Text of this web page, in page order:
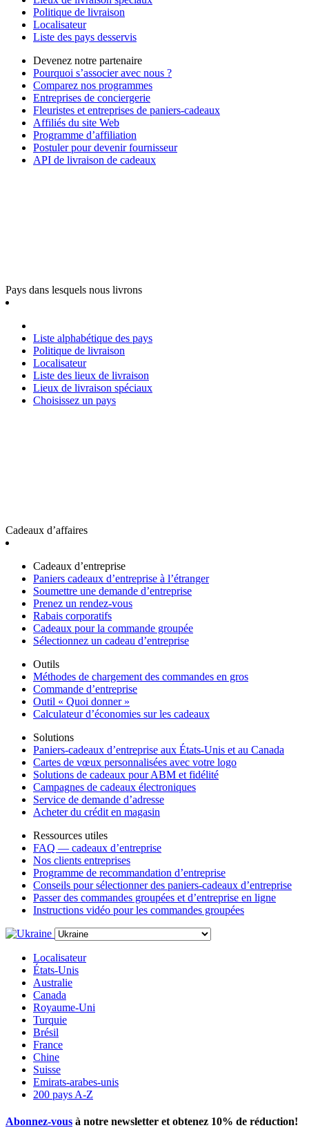
Politique de livraison
Localisateur
Liste des pays desservis
Devenez notre partenaire
Pourquoi s’associer avec nous ?
Comparez nos programmes
Entreprises de conciergerie
Fleuristes et entreprises de paniers-cadeaux
Affiliés du site Web
Programme d’affiliation
Postuler pour devenir fournisseur
API de livraison de cadeaux
Pays dans lesquels nous livrons
Liste alphabétique des pays
Politique de livraison
Localisateur
Liste des lieux de livraison
Lieux de livraison spéciaux
Choisissez un pays
Cadeaux d’affaires
Cadeaux d’entreprise
Paniers cadeaux d’entreprise à l’étranger
Soumettre une demande d’entreprise
Prenez un rendez-vous
Rabais corporatifs
Cadeaux pour la commande groupée
Sélectionnez un cadeau d’entreprise
Outils
Méthodes de chargement des commandes en gros
Commande d’entreprise
Outil « Quoi donner »
Calculateur d’économies sur les cadeaux
Solutions
Paniers-cadeaux d’entreprise aux États-Unis et au Canada
Cartes de vœux personnalisées avec votre logo
Solutions de cadeaux pour ABM et fidélité
Campagnes de cadeaux électroniques
Service de demande d’adresse
Acheter du crédit en magasin
Ressources utiles
FAQ — cadeaux d’entreprise
Nos clients entreprises
Programme de recommandation d’entreprise
Conseils pour sélectionner des paniers-cadeaux d’entreprise
Passer des commandes groupées et d’entreprise en ligne
Instructions vidéo pour les commandes groupées
Localisateur
États-Unis
Australie
Canada
Royaume-Uni
Turquie
Brésil
France
Chine
Suisse
Emirats-arabes-unis
200 pays A-Z
Abonnez-vous à notre newsletter et obtenez 10% de réduction!